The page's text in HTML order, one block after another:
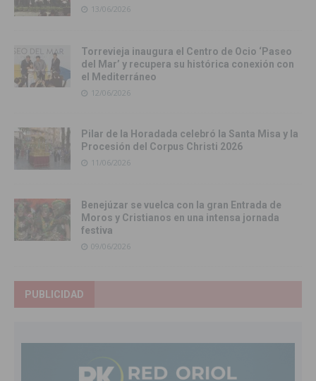
13/06/2026
Torrevieja inaugura el Centro de Ocio ‘Paseo
del Mar’ y recupera su histórica conexión con
el Mediterráneo
12/06/2026
Pilar de la Horadada celebró la Santa Misa y la
Procesión del Corpus Christi 2026
11/06/2026
Benejúzar se vuelca con la gran Entrada de
Moros y Cristianos en una intensa jornada
festiva
09/06/2026
PUBLICIDAD